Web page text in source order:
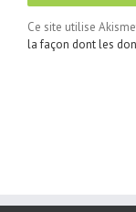
Ce site utilise
la façon dont les